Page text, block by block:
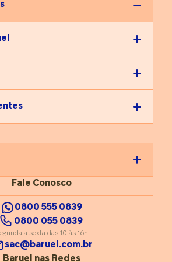
Fale Conosco
0800 555 0839
0800 055 0839
a sexta das 10 às 16h
sac@baruel.com.br
Baruel nas Redes